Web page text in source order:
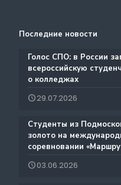
Аналитический
Каталог
Международная
Региональный
Центр содействия
Документы
Истории Успеха
Благодарности
Фестиваль профессий
Ресурсы ЦОПП МО
Последние новости
️Голос СПО: в России
всероссийскую
о колледжах
29.07.2026
️Студенты из
золото на
соревновании
03.06.2026